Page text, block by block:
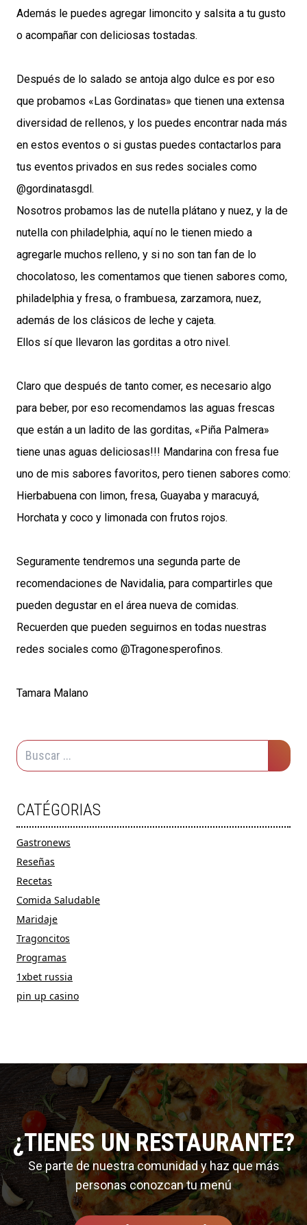
Además le puedes agregar limoncito y salsita a tu gusto
o acompañar con deliciosas tostadas.
Después de lo salado se antoja algo dulce es por eso
que probamos «Las Gordinatas» que tienen una extensa
diversidad de rellenos, y los puedes encontrar nada más
en estos eventos o si gustas puedes contactarlos para
tus eventos privados en sus redes sociales como
@gordinatasgdl.
Nosotros probamos las de nutella plátano y nuez, y la de
nutella con philadelphia, aquí no le tienen miedo a
agregarle muchos relleno, y si no son tan fan de lo
chocolatoso, les comentamos que tienen sabores como,
philadelphia y fresa, o frambuesa, zarzamora, nuez,
además de los clásicos de leche y cajeta.
Ellos sí que llevaron las gorditas a otro nivel.
Claro que después de tanto comer, es necesario algo
para beber, por eso recomendamos las aguas frescas
que están a un ladito de las gorditas, «Piña Palmera»
tiene unas aguas deliciosas!!! Mandarina con fresa fue
uno de mis sabores favoritos, pero tienen sabores como:
Hierbabuena con limon, fresa, Guayaba y maracuyá,
Horchata y coco y limonada con frutos rojos.
Seguramente tendremos una segunda parte de
recomendaciones de Navidalia, para compartirles que
pueden degustar en el área nueva de comidas.
Recuerden que pueden seguirnos en todas nuestras
redes sociales como @Tragonesperofinos.
Tamara Malano
CATÉGORIAS
Gastronews
Reseñas
Recetas
Comida Saludable
Maridaje
Tragoncitos
Programas
1xbet russia
pin up casino
¿TIENES UN RESTAURANTE?
Se parte de nuestra comunidad y haz que más
personas conozcan tu menú